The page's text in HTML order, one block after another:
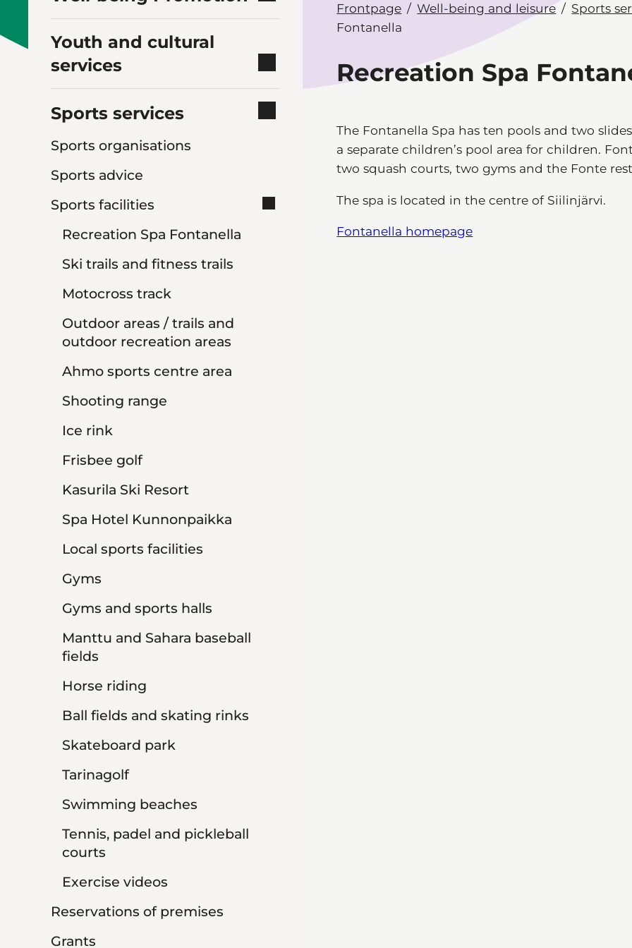
Youth and cultural
services
Sports services
Sports organisations
Sports advice
Sports facilities
Recreation Spa Fontanella
Ski trails and fitness trails
Motocross track
Outdoor areas / trails and
outdoor recreation areas
Ahmo sports centre area
Shooting range
Ice rink
Frisbee golf
Kasurila Ski Resort
Spa Hotel Kunnonpaikka
Local sports facilities
Gyms
Gyms and sports halls
Manttu and Sahara baseball
fields
Horse riding
Ball fields and skating rinks
Skateboard park
Tarinagolf
Swimming beaches
Tennis, padel and pickleball
courts
Exercise videos
Reservations of premises
Grants
Frontpage Well-being and leisure
Sports
Fontanella
Recreation Spa
The Fontanella Spa has ten pools and two
a separate children’s pool area for children.
two squash courts, two gyms and the Fonte
The spa is located in the centre of Siilinjärvi.
Fontanella homepage